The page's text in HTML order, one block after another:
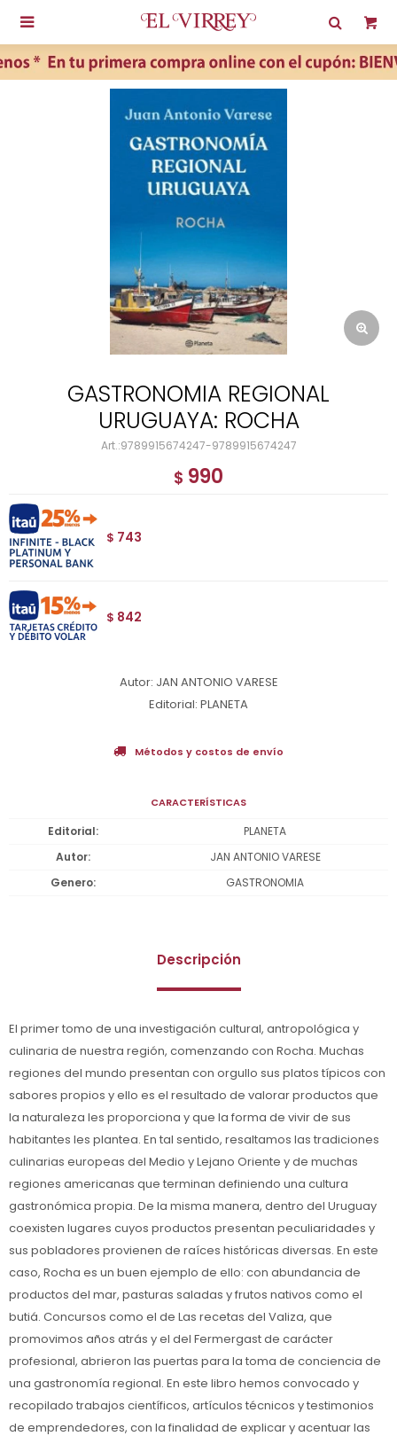

GASTRONOMIA REGIONAL
URUGUAYA: ROCHA
9789915674247-9789915674247
$ 990
$ 743
$ 842
Autor: JAN ANTONIO VARESE
Editorial: PLANETA
Métodos y costos de envío
CARACTERÍSTICAS
Editorial
PLANETA
Autor
JAN ANTONIO VARESE
Genero
GASTRONOMIA
Descripción
El primer tomo de una investigación cultural, antropológica y
culinaria de nuestra región, comenzando con Rocha. Muchas
regiones del mundo presentan con orgullo sus platos típicos con
sabores propios y ello es el resultado de valorar productos que
la naturaleza les proporciona y que la forma de vivir de sus
habitantes les plantea. En tal sentido, resaltamos las tradiciones
culinarias europeas del Medio y Lejano Oriente y de muchas
regiones americanas que terminan definiendo una cultura
gastronómica propia. De la misma manera, dentro del Uruguay
coexisten lugares cuyos productos presentan peculiaridades y
sus pobladores provienen de raíces históricas diversas. En este
caso, Rocha es un buen ejemplo de ello: con abundancia de
productos del mar, pasturas saladas y frutos nativos como el
butiá. Concursos como el de Las recetas del Valiza, que
promovimos años atrás y el del Fermergast de carácter
profesional, abrieron las puertas para la toma de conciencia de
una gastronomía regional. En este libro hemos convocado y
recopilado trabajos científicos, artículos técnicos y testimonios
de emprendedores, con la finalidad de explicar y acentuar las